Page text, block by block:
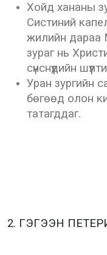
Хойд хананы
Систиний
жилийн дараа
зураг нь
сүнснүүдийн
Уран зургийн
бөгөөд олон
татагддаг.
2. ГЭГЭЭН